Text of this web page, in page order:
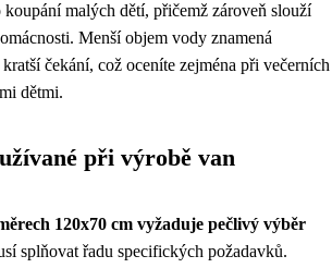
koupání malých dětí, přičemž zároveň slouží
Menší objem vody znamená
čekání, což oceníte zejména při večerních
dětmi.
při výrobě van
120x70 cm vyžaduje pečlivý výběr
splňovat řadu specifických požadavků.